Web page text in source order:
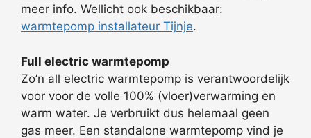
meer info. Wellicht ook beschikbaar:
warmtepomp installateur Tijnje.
Full electric warmtepomp
Zo’n all electric warmtepomp is verantwoordelijk
voor voor de volle 100% (vloer)verwarming en
warm water. Je verbruikt dus helemaal geen
gas meer. Een standalone warmtepomp vind je